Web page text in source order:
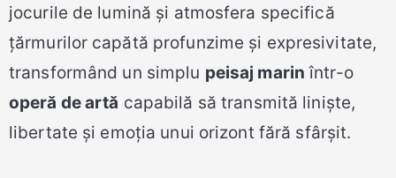
jocurile de lumină și atmosfera specifică
țărmurilor capătă profunzime și expresivitate,
transformând un simplu peisaj marin într-o
operă de artă capabilă să transmită liniște,
libertate și emoția unui orizont fără sfârșit.